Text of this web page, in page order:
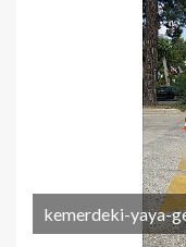
kemerdeki-yaya-